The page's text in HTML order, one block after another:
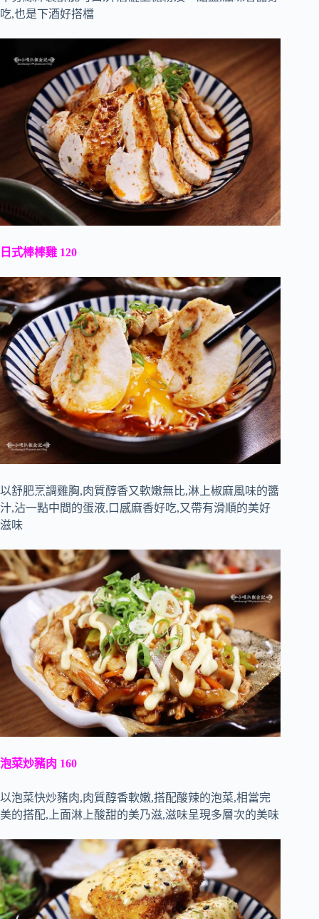
吃,也是下酒好搭檔
日式棒棒雞 120
以舒肥烹調雞胸,肉質醇香又軟嫩無比,淋上椒麻風味的醬
汁,沾一點中間的蛋液,口感麻香好吃,又帶有滑順的美好
滋味
泡菜炒豬肉 160
以泡菜快炒豬肉,肉質醇香軟嫩,搭配酸辣的泡菜,相當完
美的搭配,上面淋上酸甜的美乃滋,滋味呈現多層次的美味